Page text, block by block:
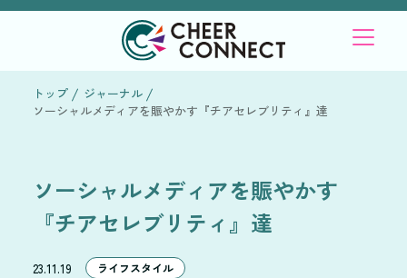
トップ
ジャーナル
ソーシャルメディアを賑やかす『チアセレブリティ』達
ソーシャルメディアを賑やかす
『チアセレブリティ』達
23.11.19 ライフスタイル